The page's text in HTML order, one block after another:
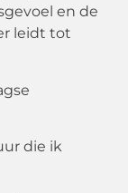
en de
leidt tot
die ik